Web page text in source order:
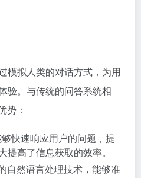
模拟人类的对话方式，为用
验。与传统的问答系统相
势：
快速响应用户的问题，提
高了信息获取的效率。
自然语言处理技术，能够准